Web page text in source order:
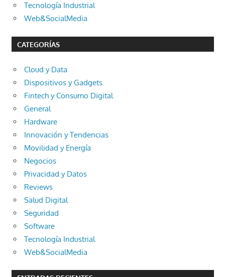
Tecnología Industrial
Web&SocialMedia
CATEGORÍAS
Cloud y Data
Dispositivos y Gadgets
Fintech y Consumo Digital
General
Hardware
Innovación y Tendencias
Movilidad y Energía
Negocios
Privacidad y Datos
Reviews
Salud Digital
Seguridad
Software
Tecnología Industrial
Web&SocialMedia